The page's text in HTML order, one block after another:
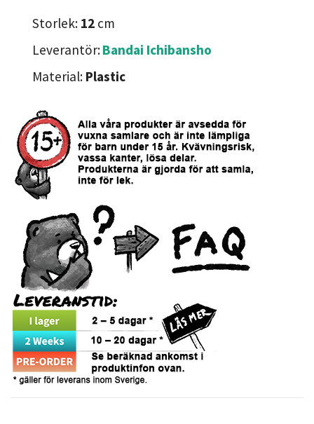
Storlek: 12 cm
Leverantör:Bandai Ichibansho
Material: Plastic